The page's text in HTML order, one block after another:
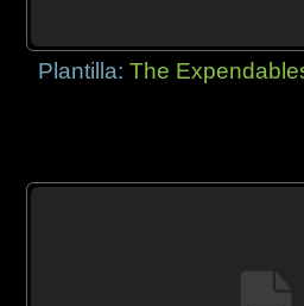
Plantilla:The